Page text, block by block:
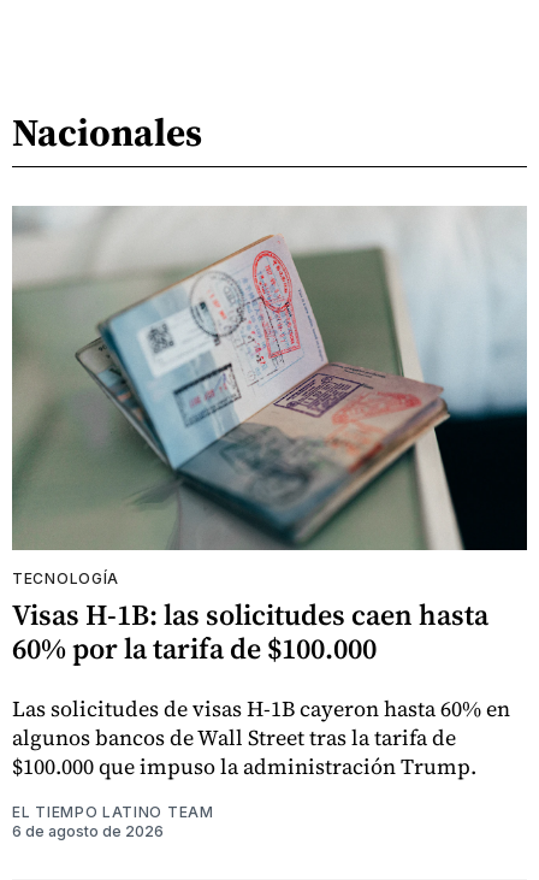
Nacionales
TECNOLOGÍA
Visas H-1B: las solicitudes caen hasta
60% por la tarifa de $100.000
Las solicitudes de visas H-1B cayeron hasta 60% en
algunos bancos de Wall Street tras la tarifa de
$100.000 que impuso la administración Trump.
EL TIEMPO LATINO TEAM
6 de agosto de 2026